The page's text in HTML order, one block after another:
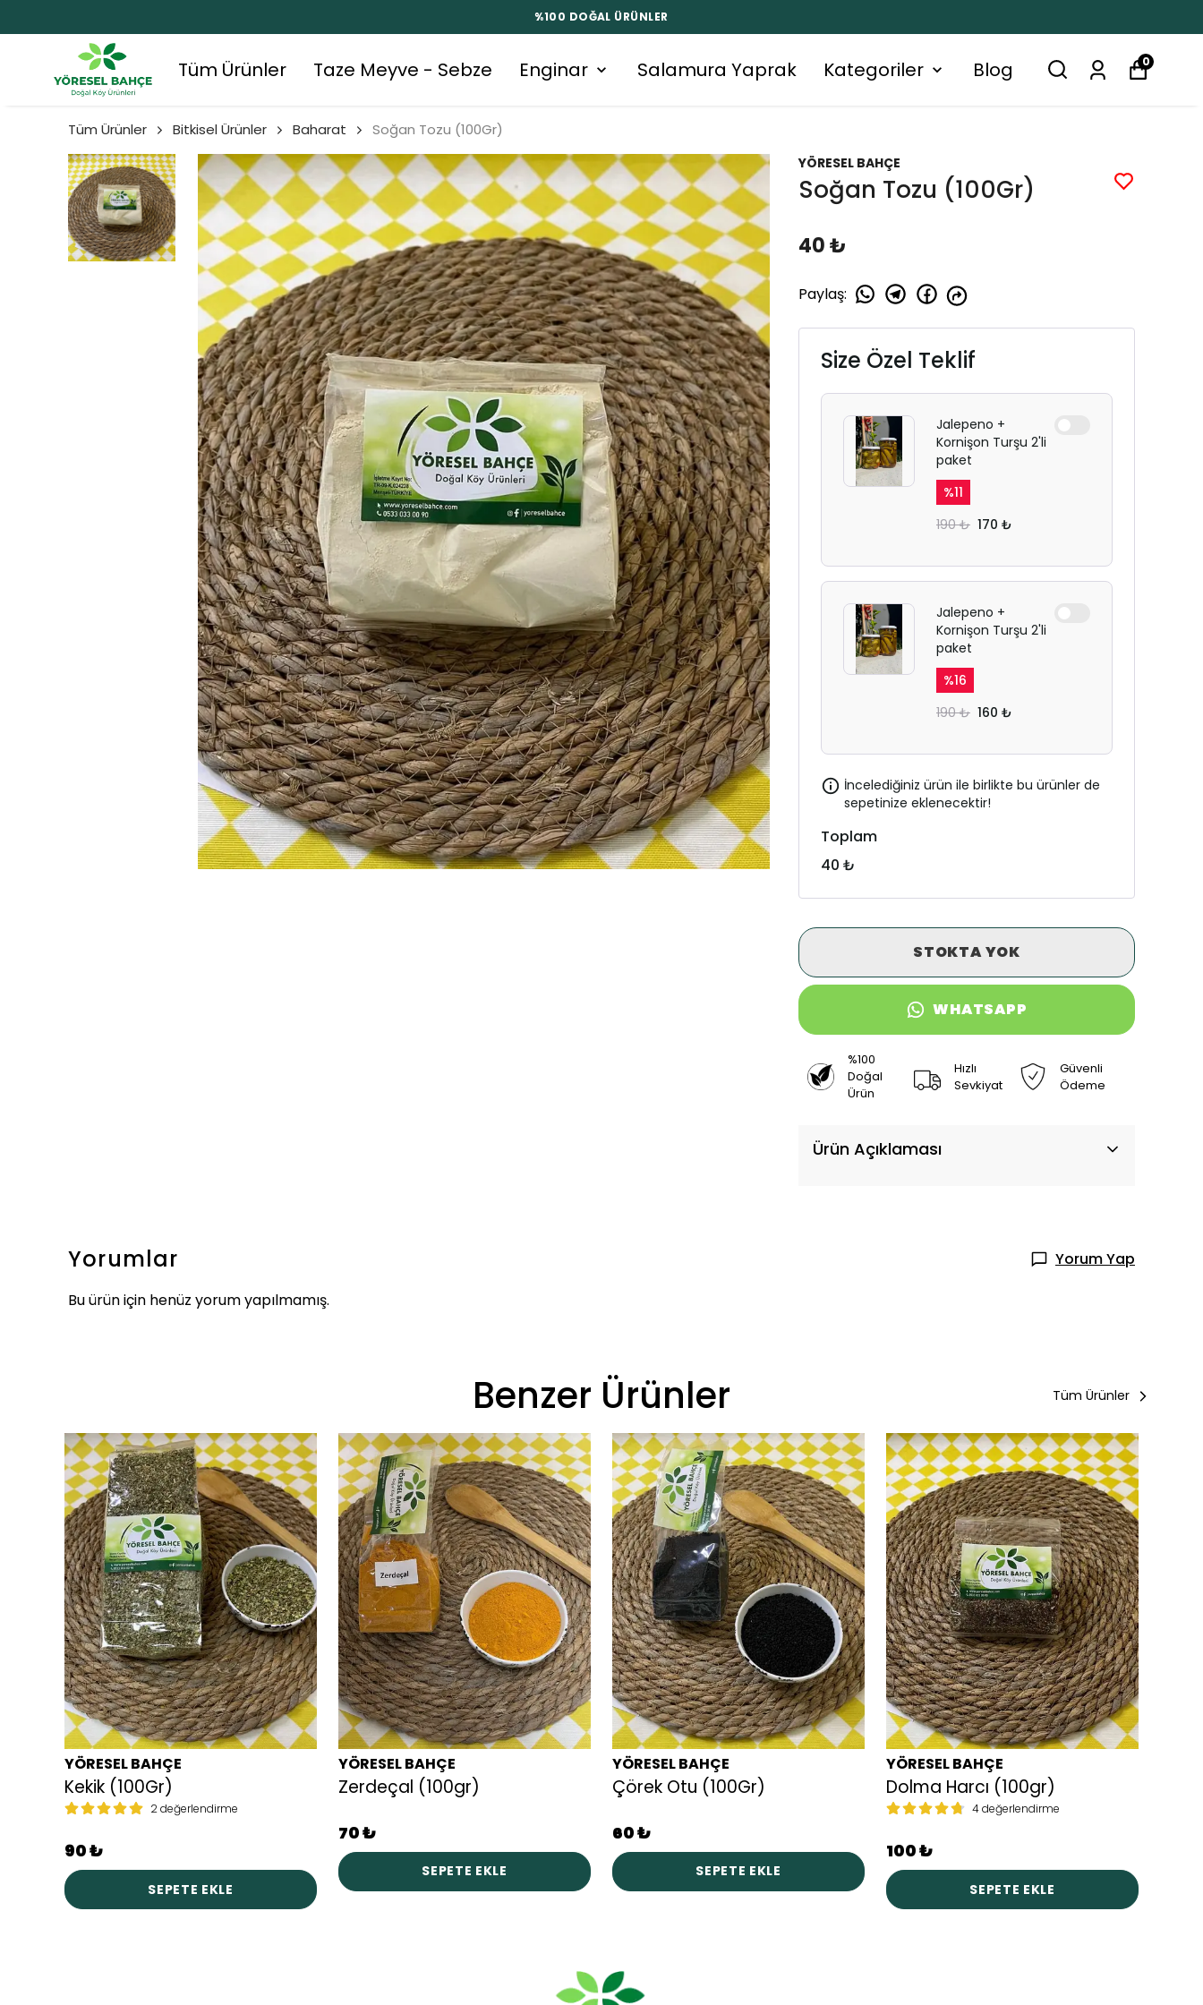
%100 DOĞAL ÜRÜNLER
Tüm Ürünler Taze Meyve - Sebze Enginar Salamura Yaprak Kategoriler Blog 0
Tüm Ürünler Bitkisel Ürünler Baharat Soğan Tozu (100Gr)
YÖRESEL BAHÇE
Soğan Tozu (100Gr)
40 ₺
Paylaş:
Size Özel Teklif
Jalepeno +
Kornişon Turşu 2'li
paket
%11
190 ₺ 170 ₺
Jalepeno +
Kornişon Turşu 2'li
paket
%16
190 ₺ 160 ₺
İncelediğiniz ürün ile birlikte bu ürünler de
sepetinize eklenecektir!
Toplam
40 ₺
STOKTA YOK
WHATSAPP
%100
Doğal
Ürün
Hızlı
Sevkiyat
Güvenli
Ödeme
Ürün Açıklaması
Yorumlar
Yorum Yap
Bu ürün için henüz yorum yapılmamış.
Benzer Ürünler Tüm Ürünler
YÖRESEL BAHÇE
Kekik (100Gr)
2 değerlendirme
90 ₺
SEPETE EKLE
YÖRESEL BAHÇE
Zerdeçal (100gr)
70 ₺
SEPETE EKLE
YÖRESEL BAHÇE
Çörek Otu (100Gr)
60 ₺
SEPETE EKLE
YÖRESEL BAHÇE
Dolma Harcı (100gr)
4 değerlendirme
100 ₺
SEPETE EKLE